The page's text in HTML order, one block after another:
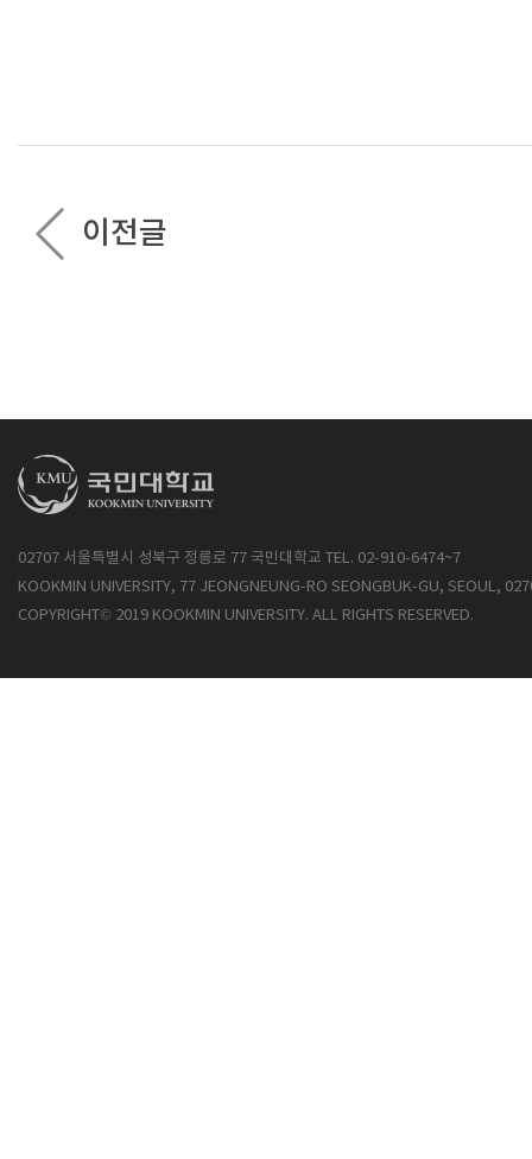
이전글
02707 서울특별시 성북구 정릉로 77 국민대학교 TEL. 02-910-6474~7
KOOKMIN UNIVERSITY, 77 JEONGNEUNG-RO SEONGBUK-GU, SEOUL,
COPYRIGHT© 2019 KOOKMIN UNIVERSITY. ALL RIGHTS RESERVED.